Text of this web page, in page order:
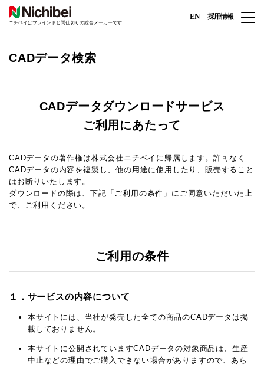
ニチベイはブラインドと間仕切りの総合メーカーです
EN 採用情報
CADデータ検索
CADデータダウンロードサービス
ご利用にあたって
CADデータの著作権は株式会社ニチベイに帰属します。許可なく
CADデータの内容を複製し、他の用途に使用したり、販売すること
はお断りいたします。
ダウンロードの際は、下記「ご利用の条件」にご同意いただいた上
で、ご利用ください。
ご利用の条件
１．サービスの内容について
本サイトには、当社が発売した全ての商品のCADデータは掲
載しておりません。
本サイトに公開されていますCADデータの対象商品は、生産
中止などの理由でご購入できない場合がありますので、あら